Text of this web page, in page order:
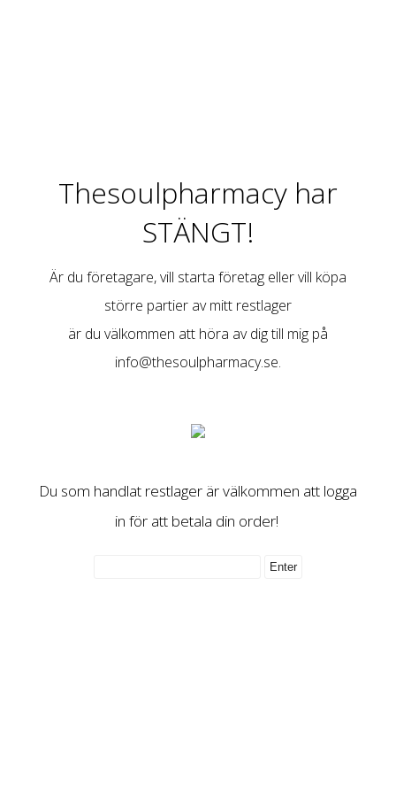
Thesoulpharmacy har
STÄNGT!
Är du företagare, vill starta företag eller vill köpa
större partier av mitt restlager
är du välkommen att höra av dig till mig på
info@thesoulpharmacy.se.
Du som handlat restlager är välkommen att logga
in för att betala din order!